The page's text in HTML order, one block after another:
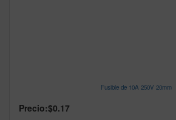
Fusible de 10A 250V 20mm
Precio:$0.17